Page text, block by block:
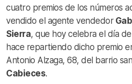
cuatro premios de los números
vendido el agente vendedor
Sierra, que hoy celebra el día
hace repartiendo dicho premio
Antonio Alzaga, 68, del barrio
Cabieces.